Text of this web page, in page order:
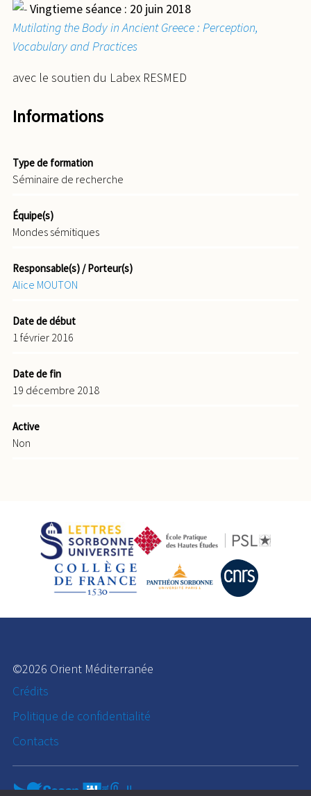
Vingtieme séance : 20 juin 2018
Mutilating the Body in Ancient Greece : Perception,
Vocabulary and Practices
avec le soutien du Labex RESMED
Informations
Type de formation
Séminaire de recherche
Équipe(s)
Mondes sémitiques
Responsable(s) / Porteur(s)
Alice MOUTON
Date de début
1 février 2016
Date de fin
19 décembre 2018
Active
Non
©2026 Orient Méditerranée
Crédits
Politique de confidentialité
Contacts